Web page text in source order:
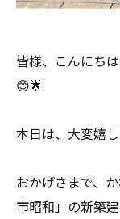
皆様、こんにちは
😊🌟
本日は、大変嬉
おかげさまで、
市昭和」の新築